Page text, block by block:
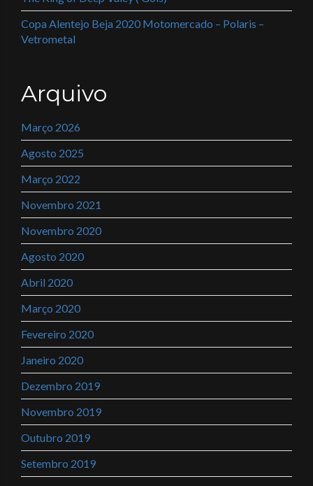
Copa Alentejo Beja 2020 Motomercado – Polaris –
Vetrometal
Arquivo
Março 2026
Agosto 2025
Março 2022
Novembro 2021
Novembro 2020
Agosto 2020
Abril 2020
Março 2020
Fevereiro 2020
Janeiro 2020
Dezembro 2019
Novembro 2019
Outubro 2019
Setembro 2019